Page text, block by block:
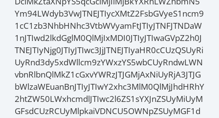
Ym94LWdyb3VwJTNEJTIycXMtZ2FsbGVyeS1ncm9
1cC1zb3NhbHNhc3VtbWVyamFtJTIyJTNFJTNDaW
1nJTIwd2lkdGglM0QlMjIxMDI0JTIyJTIwaGVpZ2h0J
TNEJTIyNjg0JTIyJTIwc3JjJTNEJTIyaHR0cCUzQSUyRi
UyRnd3dy5xdWllcm9zYWxzYS5wbCUyRndwLWN
vbnRlbnQlMkZ1cGxvYWRzJTJGMjAxNiUyRjA3JTJG
bWlzaWEuanBnJTIyJTIwY2xhc3MlM0QlMjJhdHRhY
2htZW50LWxhcmdlJTIwc2l6ZS1sYXJnZSUyMiUyM
GFsdCUzRCUyMlpkaiVDNCU5OWNpZSUyMGF1d